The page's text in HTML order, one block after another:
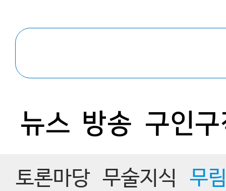
뉴스 방송 구인
토론마당 무술지식 무